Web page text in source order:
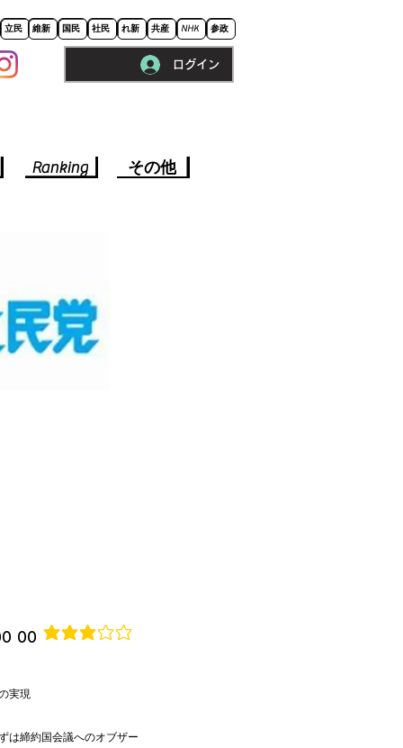
立民 維新 国民 社民 れ新 共産 NHK 参政
ログイン
Ranking その他
00 average rating is 3 out of 5
実現
は締約国会議へのオブザー